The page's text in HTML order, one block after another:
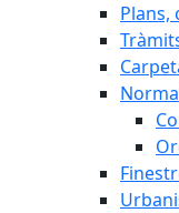
Plans,